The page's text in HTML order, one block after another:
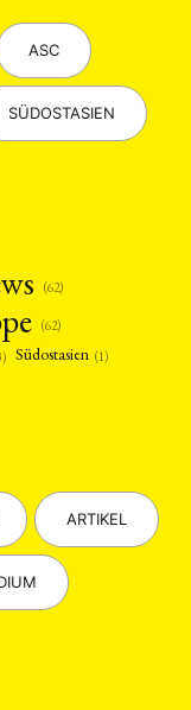
ASC
SÜDOSTASIEN
(62)
(62)
Südostasien (1)
ARTIKEL